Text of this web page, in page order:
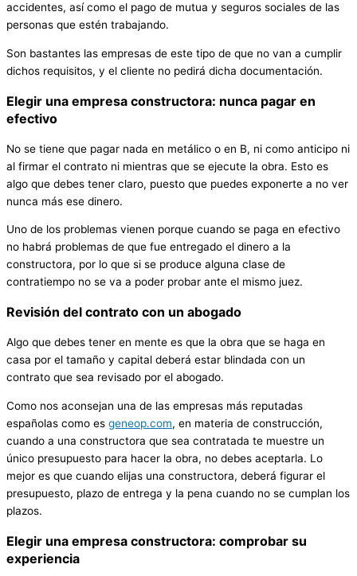
accidentes, así como el pago de mutua y seguros sociales de las
personas que estén trabajando.
Son bastantes las empresas de este tipo de que no van a cumplir
dichos requisitos, y el cliente no pedirá dicha documentación.
Elegir una empresa constructora: nunca pagar en
efectivo
No se tiene que pagar nada en metálico o en B, ni como anticipo ni
al firmar el contrato ni mientras que se ejecute la obra. Esto es
algo que debes tener claro, puesto que puedes exponerte a no ver
nunca más ese dinero.
Uno de los problemas vienen porque cuando se paga en efectivo
no habrá problemas de que fue entregado el dinero a la
constructora, por lo que si se produce alguna clase de
contratiempo no se va a poder probar ante el mismo juez.
Revisión del contrato con un abogado
Algo que debes tener en mente es que la obra que se haga en
casa por el tamaño y capital deberá estar blindada con un
contrato que sea revisado por el abogado.
Como nos aconsejan una de las empresas más reputadas
españolas como es geneop.com, en materia de construcción,
cuando a una constructora que sea contratada te muestre un
único presupuesto para hacer la obra, no debes aceptarla. Lo
mejor es que cuando elijas una constructora, deberá figurar el
presupuesto, plazo de entrega y la pena cuando no se cumplan los
plazos.
Elegir una empresa constructora: comprobar su
experiencia